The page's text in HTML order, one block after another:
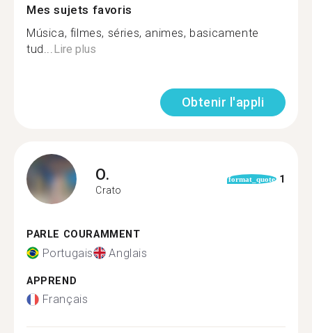
Mes sujets favoris
Música, filmes, séries, animes, basicamente
tud...Lire plus
Obtenir l'appli
O.
Crato
format_quote 1
PARLE COURAMMENT
Portugais Anglais
APPREND
Français